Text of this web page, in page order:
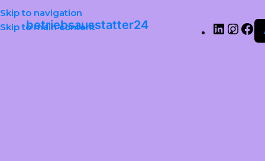
Skip to navigation
Skip to main content
betriebsausstatter24